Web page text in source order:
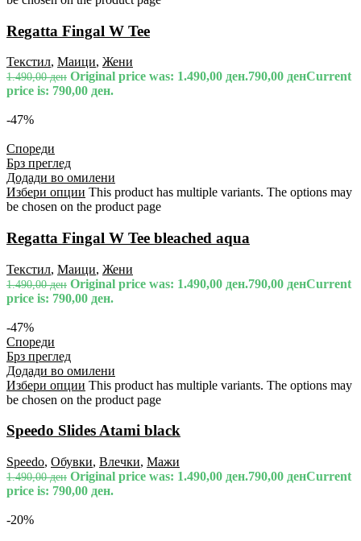
Regatta Fingal W Tee
Текстил, Маици, Жени
1.490,00ден Original price was: 1.490,00 ден.790,00 денCurrent
price is: 790,00 ден.
-47%
Спореди
Брз преглед
Додади во омилени
Избери опции This product has multiple variants. The options may
be chosen on the product page
Regatta Fingal W Tee bleached aqua
Текстил, Маици, Жени
1.490,00ден Original price was: 1.490,00 ден.790,00 денCurrent
price is: 790,00 ден.
-47%
Спореди
Брз преглед
Додади во омилени
Избери опции This product has multiple variants. The options may
be chosen on the product page
Speedo Slides Atami black
Speedo, Обувки, Влечки, Мажи
1.490,00ден Original price was: 1.490,00 ден.790,00 денCurrent
price is: 790,00 ден.
-20%